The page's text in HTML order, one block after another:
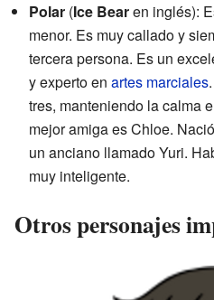
Polar (Ice Bearen inglés):
menor. Es muy callado y
tercera persona. Es un
y experto en artes marciales
tres, manteniendo la calma
mejor amiga es Chloe.
un anciano llamado Yuri.
muy inteligente.
Otros personajes